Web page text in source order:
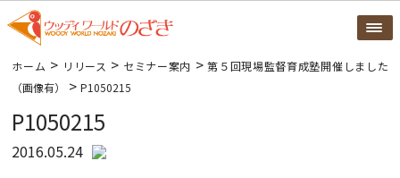
ホーム > リリース > セミナー案内 >第５回現場監督育成塾開催しました
（画像有）
>P1050215
P1050215
2016.05.24